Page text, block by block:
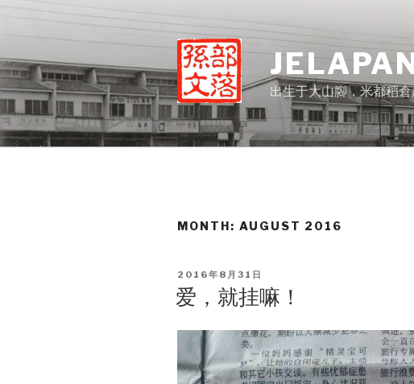
出生于大山腳，米都稻
MONTH: AUGUST 2016
POSTED
ON
2016年8月31日
爱，就挂嘛！